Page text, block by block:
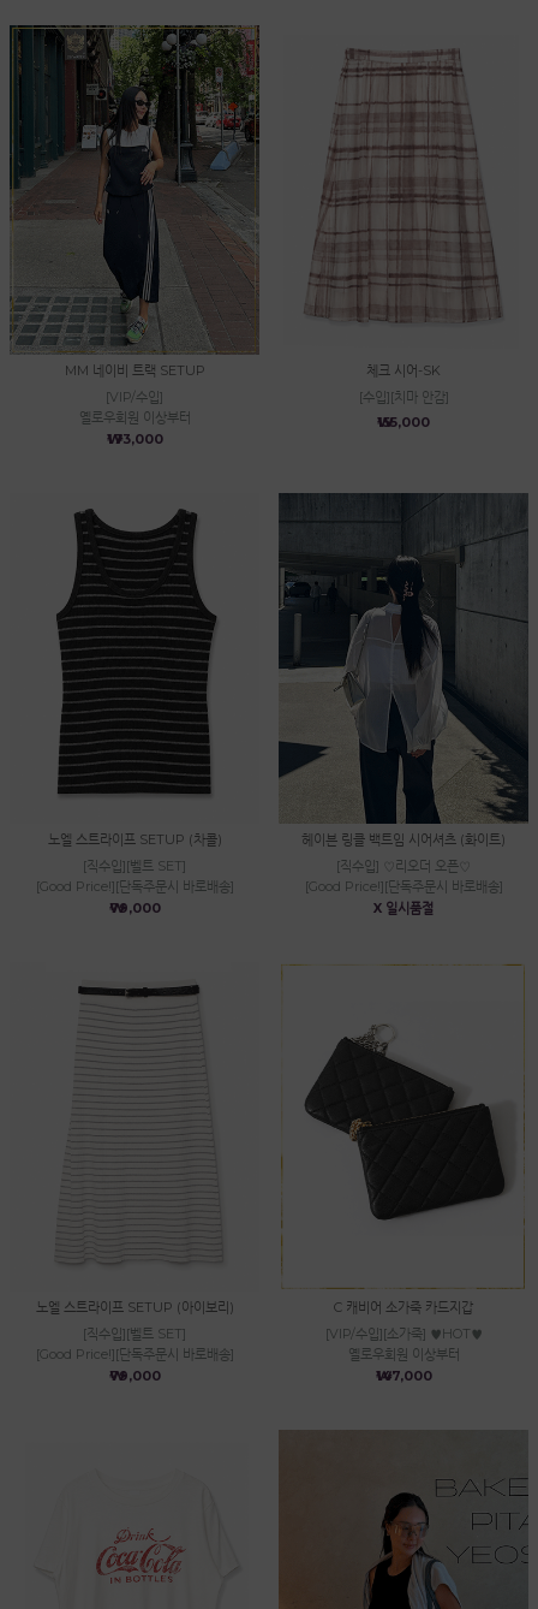
MM 네이비 트랙 SETUP
[VIP/수입]
옐로우회원 이상부터
₩173,000
체크 시어-SK
[수입][치마 안감]
₩155,000
노엘 스트라이프 SETUP (차콜)
[직수입][벨트 SET]
[Good Price!][단독주문시 바로배송]
₩79,000
헤이븐 링클 백트임 시어셔츠 (화이트)
[직수입] ♡리오더 오픈♡
[Good Price!][단독주문시 바로배송]
X 일시품절
노엘 스트라이프 SETUP (아이보리)
[직수입][벨트 SET]
[Good Price!][단독주문시 바로배송]
₩79,000
C 캐비어 소가죽 카드지갑
[VIP/수입][소가죽] ♥HOT♥
옐로우회원 이상부터
₩147,000